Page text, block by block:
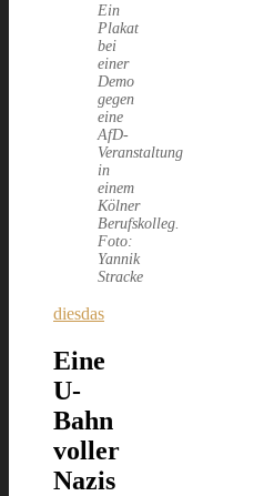
Ein
Plakat
bei
einer
Demo
gegen
eine
AfD-
Veranstaltung
in
einem
Kölner
Berufskolleg.
Foto:
Yannik
Stracke
diesdas
Eine
U-
Bahn
voller
Nazis